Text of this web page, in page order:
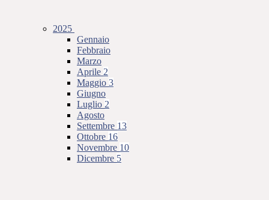
2025
Gennaio
Febbraio
Marzo
Aprile 2
Maggio 3
Giugno
Luglio 2
Agosto
Settembre 13
Ottobre 16
Novembre 10
Dicembre 5